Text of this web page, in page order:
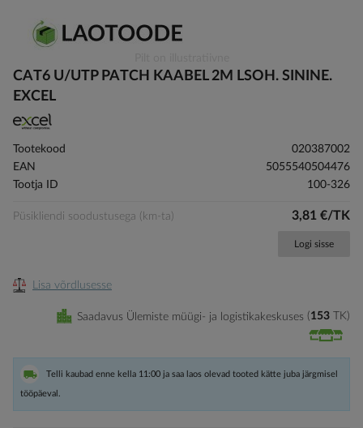
to
the
of
images
gallery
CAT6 U/UTP PATCH KAABEL 2M LSOH. SININE.
EXCEL
Tootekood
020387002
EAN
5055540504476
Tootja ID
100-326
Püsikliendi soodustusega (km-ta) 3,81 €/TK
Logi sisse
Lisa võrdlusesse
Saadavus Ülemiste müügi- ja logistikakeskuses 153 TK
Telli kaubad enne kella 11:00 ja saa laos olevad tooted kätte juba järgmisel
tööpäeval.